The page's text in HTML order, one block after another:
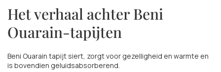
Het verhaal achter Beni
Ouarain-tapijten
Beni Ouarain tapijt siert, zorgt voor gezelligheid en warmte en
is bovendien geluidsabsorberend.